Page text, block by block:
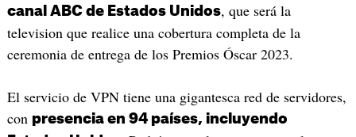
canal ABC de Estados Unidos, que será la
television que realice una cobertura completa de la
ceremonia de entrega de los Premios Óscar 2023.
El servicio de VPN tiene una gigantesca red de servidores,
con presencia en 94 países, incluyendo